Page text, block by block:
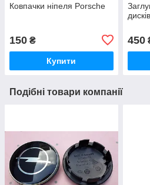
Ковпачки ніпеля Porsche
150 ₴
Купити
450
Подібні товари компанії